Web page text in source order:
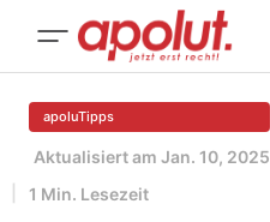
apoluTipps
Aktualisiert am Jan. 10, 2025
1 Min. Lesezeit